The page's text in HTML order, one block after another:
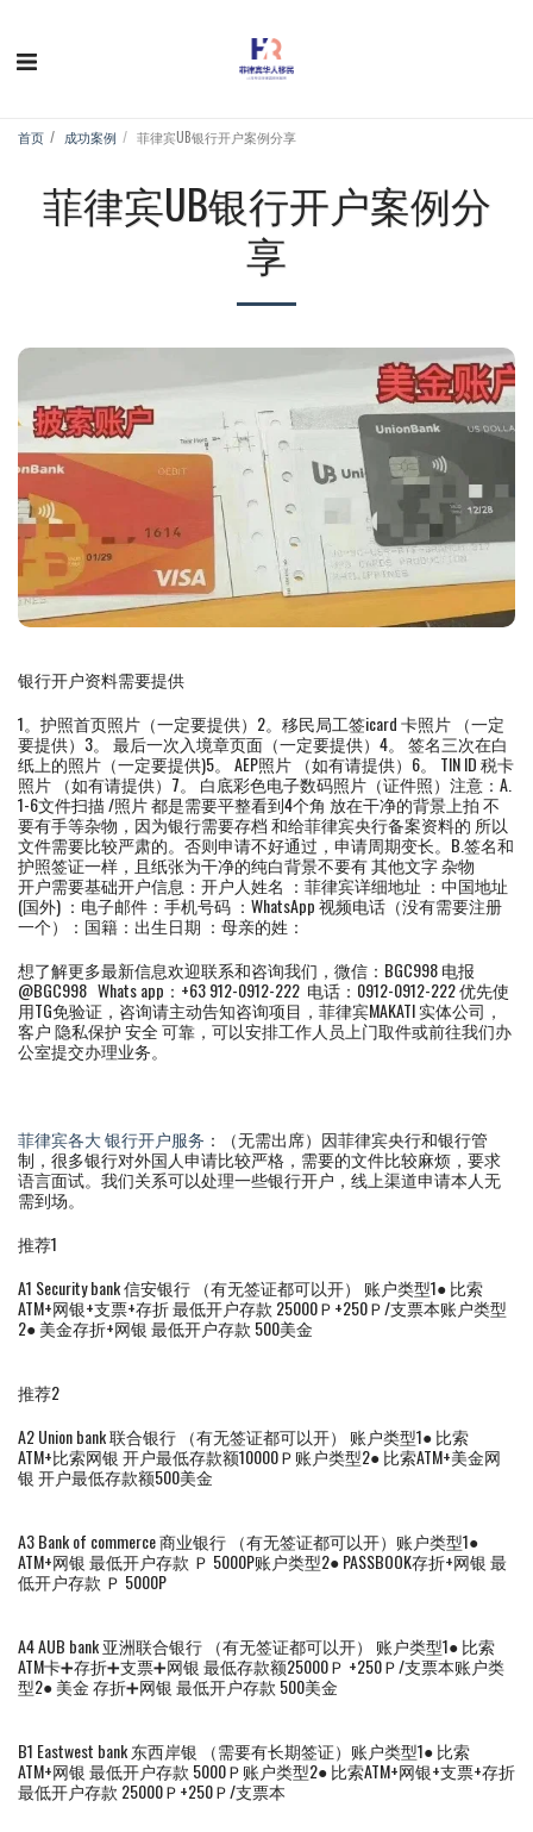
首页 成功案例 菲律宾UB银行开户案例分享
菲律宾UB银行开户案例分
享
银行开户资料需要提供
1。护照首页照片（一定要提供）2。移民局工签icard 卡照片 （一定
要提供）3。 最后一次入境章页面（一定要提供）4。 签名三次在白
纸上的照片（一定要提供)5。 AEP照片 （如有请提供）6。 TIN ID 税卡
照片 （如有请提供）7。 白底彩色电子数码照片（证件照）注意：A.
1-6文件扫描 /照片 都是需要平整看到4个角 放在干净的背景上拍 不
要有手等杂物，因为银行需要存档 和给菲律宾央行备案资料的 所以
文件需要比较严肃的。否则申请不好通过，申请周期变长。B.签名和
护照签证一样，且纸张为干净的纯白背景不要有 其他文字 杂物
开户需要基础开户信息：开户人姓名 ：菲律宾详细地址 ：中国地址
(国外) ：电子邮件：手机号码 ：WhatsApp 视频电话（没有需要注册
一个）：国籍：出生日期 ：母亲的姓：
想了解更多最新信息欢迎联系和咨询我们，微信：BGC998 电报
@BGC998 Whats app：+63 912-0912-222 电话：0912-0912-222 优先使
用TG免验证，咨询请主动告知咨询项目，菲律宾MAKATI 实体公司，
客户 隐私保护 安全 可靠，可以安排工作人员上门取件或前往我们办
公室提交办理业务。
菲律宾各大 银行开户服务 ：（无需出席）因菲律宾央行和银行管
制，很多银行对外国人申请比较严格，需要的文件比较麻烦，要求
语言面试。我们关系可以处理一些银行开户，线上渠道申请本人无
需到场。
推荐1
A1 Security bank 信安银行 （有无签证都可以开） 账户类型1● 比索
ATM+网银+支票+存折 最低开户存款 25000Ｐ+250Ｐ/支票本账户类型
2● 美金存折+网银 最低开户存款 500美金
推荐2
A2 Union bank 联合银行 （有无签证都可以开） 账户类型1● 比索
ATM+比索网银 开户最低存款额10000Ｐ账户类型2● 比索ATM+美金网
银 开户最低存款额500美金
A3 Bank of commerce 商业银行 （有无签证都可以开）账户类型1●
ATM+网银 最低开户存款 Ｐ 5000P账户类型2● PASSBOOK存折+网银 最
低开户存款 Ｐ 5000P
A4 AUB bank 亚洲联合银行 （有无签证都可以开） 账户类型1● 比索
ATM卡➕存折➕支票➕网银 最低存款额25000Ｐ +250Ｐ/支票本账户类
型2● 美金 存折➕网银 最低开户存款 500美金
B1 Eastwest bank 东西岸银 （需要有长期签证）账户类型1● 比索
ATM+网银 最低开户存款 5000Ｐ账户类型2● 比索ATM+网银+支票+存折
最低开户存款 25000Ｐ+250Ｐ/支票本